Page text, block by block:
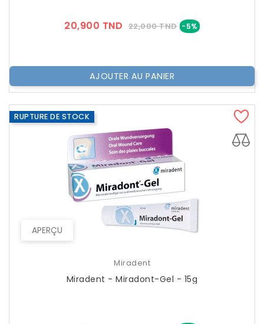
20,900 TND Prix
22,000 TND -5% Prix
AJOUTER AU PANIER
APERÇU
RUPTURE DE STOCK
Miradent
Miradent - Miradont-Gel - 15g